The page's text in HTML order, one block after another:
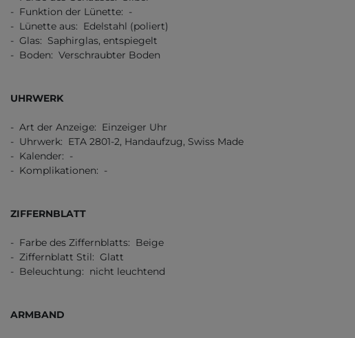
- Funktion der Lünette: -
- Lünette aus: Edelstahl (poliert)
- Glas: Saphirglas, entspiegelt
- Boden: Verschraubter Boden
UHRWERK
- Art der Anzeige: Einzeiger Uhr
- Uhrwerk: ETA 2801-2, Handaufzug, Swiss Made
- Kalender: -
- Komplikationen: -
ZIFFERNBLATT
- Farbe des Ziffernblatts: Beige
- Ziffernblatt Stil: Glatt
- Beleuchtung: nicht leuchtend
ARMBAND